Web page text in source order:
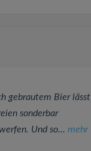
gebrautem Bier lässt
sonderbar
Und so... mehr